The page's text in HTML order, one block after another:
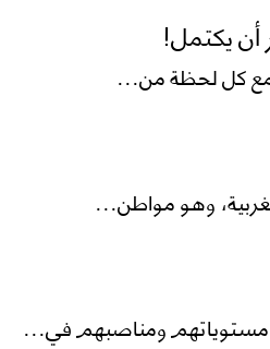
أن يكتمل!
مع كل لحظة من...
وهو مواطن...
مستوياتهم ومناصبهم في...